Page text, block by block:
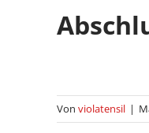
Von violatensil |